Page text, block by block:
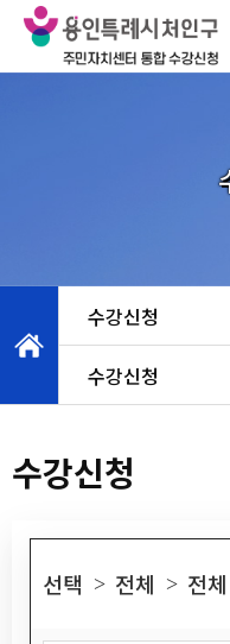
수강신청
수강신청
수강신청
선택 > 전체 > 전체